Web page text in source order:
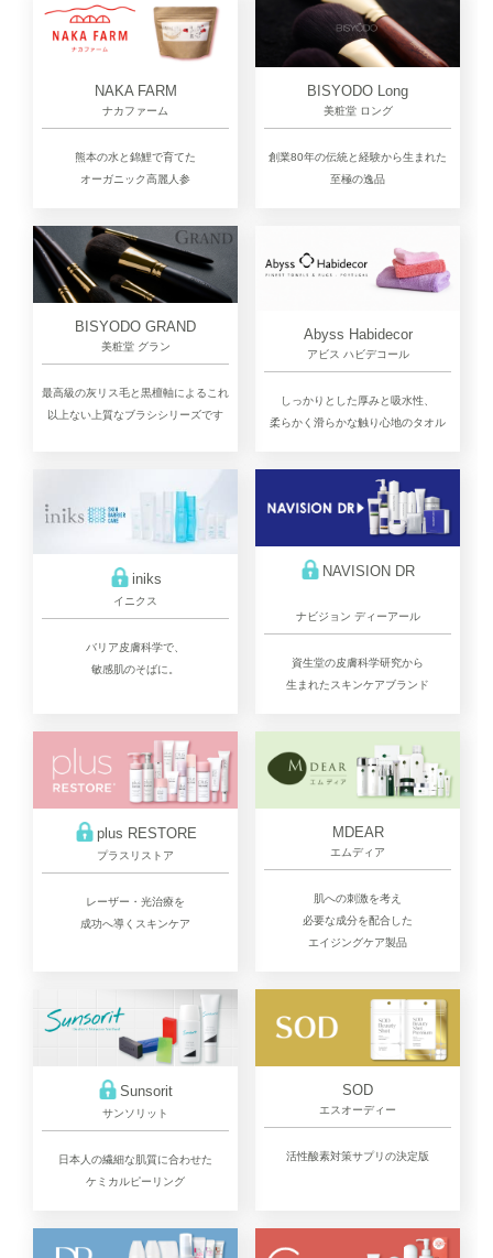
NAKA FARM
ナカファーム
熊本の水と錦鯉で育てた
オーガニック高麗人参
BISYODO Long
美粧堂 ロング
創業80年の伝統と経験から生まれた
至極の逸品
BISYODO GRAND
美粧堂 グラン
最高級の灰リス毛と黒檀軸によるこれ
以上ない上質なブラシシリーズです
Abyss Habidecor
アビス ハビデコール
しっかりとした厚みと吸水性、
柔らかく滑らかな触り心地のタオル
iniks
イニクス
バリア皮膚科学で、
敏感肌のそばに。
NAVISION DR
ナビジョン ディーアール
資生堂の皮膚科学研究から
生まれたスキンケアブランド
plus RESTORE
プラスリストア
レーザー・光治療を
成功へ導くスキンケア
MDEAR
エムディア
肌への刺激を考え
必要な成分を配合した
エイジングケア製品
Sunsorit
サンソリット
日本人の繊細な肌質に合わせた
ケミカルピーリング
SOD
エスオーディー
活性酸素対策サプリの決定版